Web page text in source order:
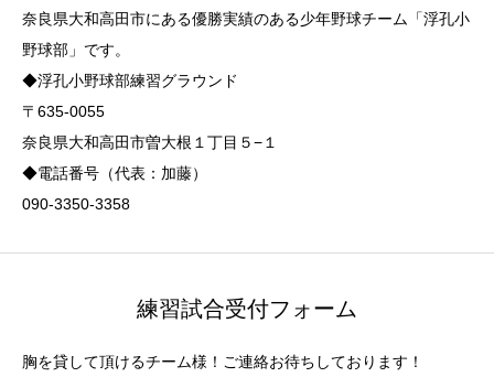
奈良県大和高田市にある優勝実績のある少年野球チーム「浮孔小
野球部」です。
◆浮孔小野球部練習グラウンド
〒635-0055
奈良県大和高田市曽大根１丁目５−１
◆電話番号（代表：加藤）
090-3350-3358
練習試合受付フォーム
胸を貸して頂けるチーム様！ご連絡お待ちしております！